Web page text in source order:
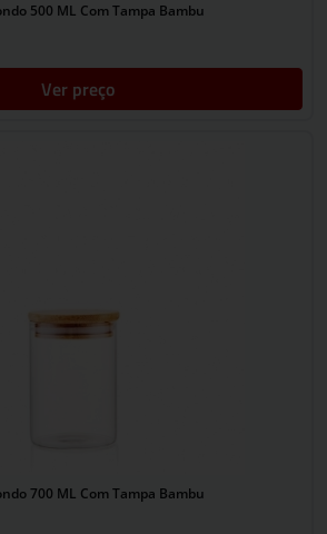
500 ML Com Tampa Bambu
Ver preço
700 ML Com Tampa Bambu